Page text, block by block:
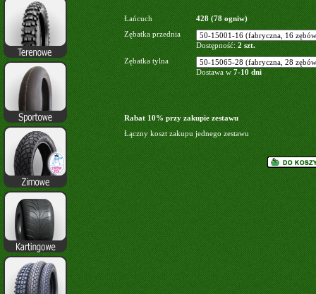
Łańcuch
428 (78 ogniw)
Zębatka przednia
Dostępność: 2 szt.
Zębatka tylna
Dostawa w 7-10 dni
Rabat 10% przy zakupie zestawu
Łączny koszt zakupu jednego zestawu